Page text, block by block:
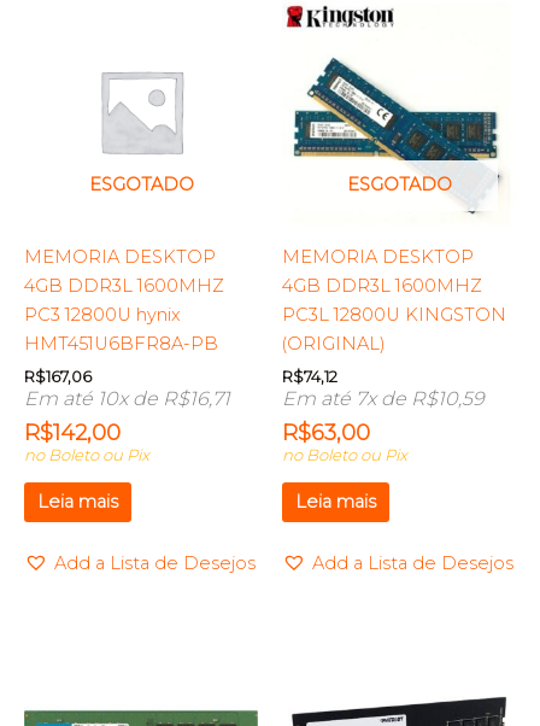
ESGOTADO
MEMORIA DESKTOP
4GB DDR3L 1600MHZ
PC3 12800U hynix
HMT451U6BFR8A-PB
R$167,06
Em até 10x de R$16,71
R$142,00
no Boleto ou Pix
Leia mais
Add a Lista de Desejos
ESGOTADO
MEMORIA DESKTOP
4GB DDR3L 1600MHZ
PC3L 12800U KINGSTON
(ORIGINAL)
R$74,12
Em até 7x de R$10,59
R$63,00
no Boleto ou Pix
Leia mais
Add a Lista de Desejos